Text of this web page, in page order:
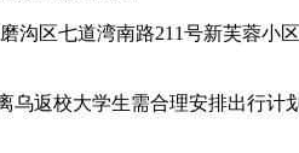
区七道湾南路211号新芙蓉小
返校大学生需合理安排出行